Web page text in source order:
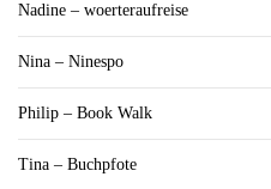
Nadine – woerteraufreise
Nina – Ninespo
Philip – Book Walk
Tina – Buchpfote